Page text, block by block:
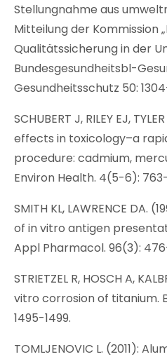
Stellungnahme aus
Mitteilung der Kommission
Qualitätssicherung in der
Bundesgesundheitsbl-
Gesundheitsschutz 50:
SCHUBERT J, RILEY EJ,
effects in toxicology–a
procedure: cadmium,
Environ Health. 4(5-6):
SMITH KL, LAWRENCE DA.
of in vitro antigen
Appl Pharmacol. 96(3):
STRIETZEL R, HOSCH A,
vitro corrosion of titanium.
1495-1499.
TOMLJENOVIC L. (2011):